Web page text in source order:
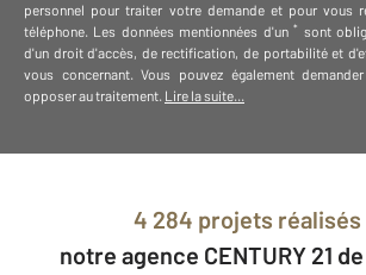
personnel pour traiter votre demande et pour vous
téléphone. Les données mentionnées d'un * sont
d'un droit d'accès, de rectification, de portabilité et
vous concernant. Vous pouvez également
opposer au traitement. Lire la suite...
4 284 projets réalisés
notre agence CENTURY 21 de